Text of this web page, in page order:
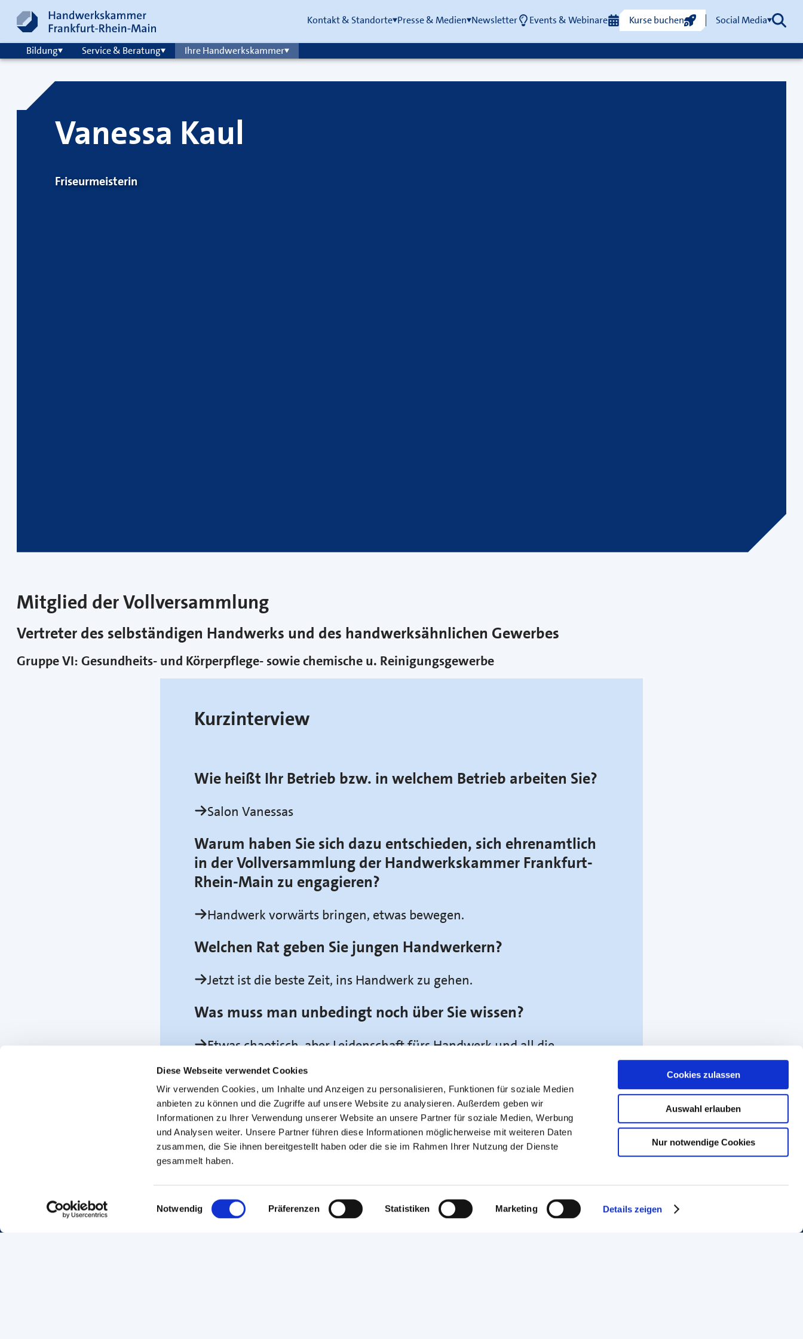
Diese Webseite verwendet Cookies
Wir verwenden Cookies, um Inhalte und Anzeigen zu personalisieren, Funktionen für soziale Medien
anbieten zu können und die Zugriffe auf unsere Website zu analysieren. Außerdem geben wir
Informationen zu Ihrer Verwendung unserer Website an unsere Partner für soziale Medien, Werbung
und Analysen weiter. Unsere Partner führen diese Informationen möglicherweise mit weiteren Daten
zusammen, die Sie ihnen bereitgestellt haben oder die sie im Rahmen Ihrer Nutzung der Dienste
gesammelt haben.
Einwilligungsauswahl
Notwendig Präferenzen Statistiken Marketing Details zeigen
Cookies zulassen
Auswahl erlauben
Nur notwendige Cookies
Zum Inhalt springen
Hauptnavigation
Kontakt & Standorte Presse & Medien Newsletter Events & Webinare Kurse buchen Social Media
Bildung Service & Beratung Ihre Handwerkskammer
Vanessa Kaul
Friseurmeisterin
Mitglied der Vollversammlung
Vertreter des selbständigen Handwerks und des handwerksähnlichen Gewerbes
Gruppe VI: Gesundheits- und Körperpflege- sowie chemische u. Reinigungsgewerbe
Kurzinterview
Wie heißt Ihr Betrieb bzw. in welchem Betrieb arbeiten Sie?
Salon Vanessas
Warum haben Sie sich dazu entschieden, sich ehrenamtlich
in der Vollversammlung der Handwerkskammer Frankfurt-
Rhein-Main zu engagieren?
Handwerk vorwärts bringen, etwas bewegen.
Welchen Rat geben Sie jungen Handwerkern?
Jetzt ist die beste Zeit, ins Handwerk zu gehen.
Was muss man unbedingt noch über Sie wissen?
Etwas chaotisch, aber Leidenschaft fürs Handwerk und all die
Seite drucken
Footer Navigation
Services
Presse & Medien